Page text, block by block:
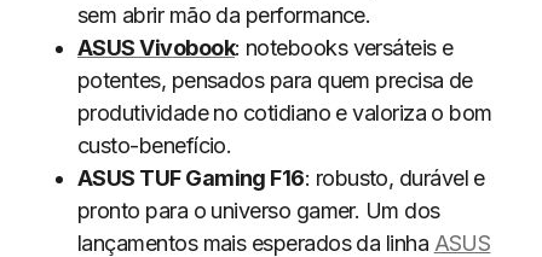
sem abrir mão da performance.
ASUS Vivobook: notebooks versáteis e
potentes, pensados para quem precisa de
produtividade no cotidiano e valoriza o bom
custo-benefício.
ASUS TUF Gaming F16: robusto, durável e
pronto para o universo gamer. Um dos
lançamentos mais esperados da linha ASUS